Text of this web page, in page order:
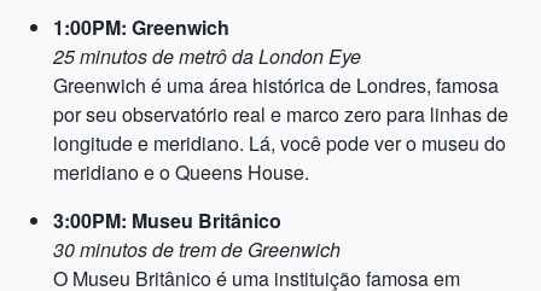
1:00PM: Greenwich
25 minutos de metrô da London Eye
Greenwich é uma área histórica de Londres, famosa
por seu observatório real e marco zero para linhas de
longitude e meridiano. Lá, você pode ver o museu do
meridiano e o Queens House.
3:00PM: Museu Britânico
30 minutos de trem de Greenwich
O Museu Britânico é uma instituição famosa em